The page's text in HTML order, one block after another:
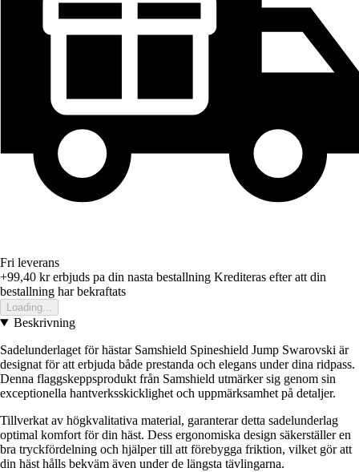
Fri leverans
+99,40 krerbjuds pa din nasta bestallning Krediteras efter att din
bestallning har bekraftats
Loading...
Beskrivning
Sadelunderlaget för hästar Samshield Spineshield Jump Swarovski är
designat för att erbjuda både prestanda och elegans under dina ridpass.
Denna flaggskeppsprodukt från Samshield utmärker sig genom sin
exceptionella hantverksskicklighet och uppmärksamhet på detaljer.
Tillverkat av högkvalitativa material, garanterar detta sadelunderlag
optimal komfort för din häst. Dess ergonomiska design säkerställer en
bra tryckfördelning och hjälper till att förebygga friktion, vilket gör att
din häst hålls bekväm även under de längsta tävlingarna.